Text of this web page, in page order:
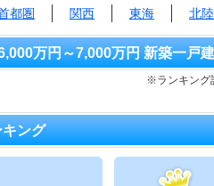
都圏 関西 東海 北
万円～7,000万円 新築一戸
※ランキング
ング